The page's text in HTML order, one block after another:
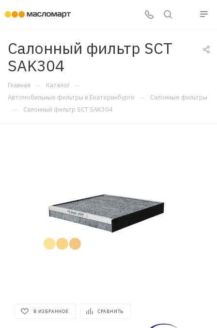
Салонный фильтр SCT
SAK304
Главная — Каталог —
Автомобильные фильтры в Екатеринбурге — Салонные фильтры
— Салонный фильтр SCT SAK304
В ИЗБРАННОЕ СРАВНИТЬ